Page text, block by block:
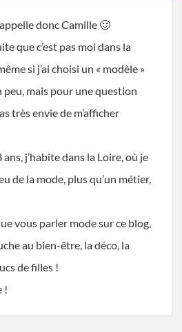
donc Camille 🙂
que c’est pas moi dans la
si j’ai choisi un « modèle »
peu, mais pour une question
très envie de m’afficher
ans, j’habite dans la Loire, où je
de la mode, plus qu’un métier,
vous parler mode sur ce blog,
au bien-être, la déco, la
de filles !
!